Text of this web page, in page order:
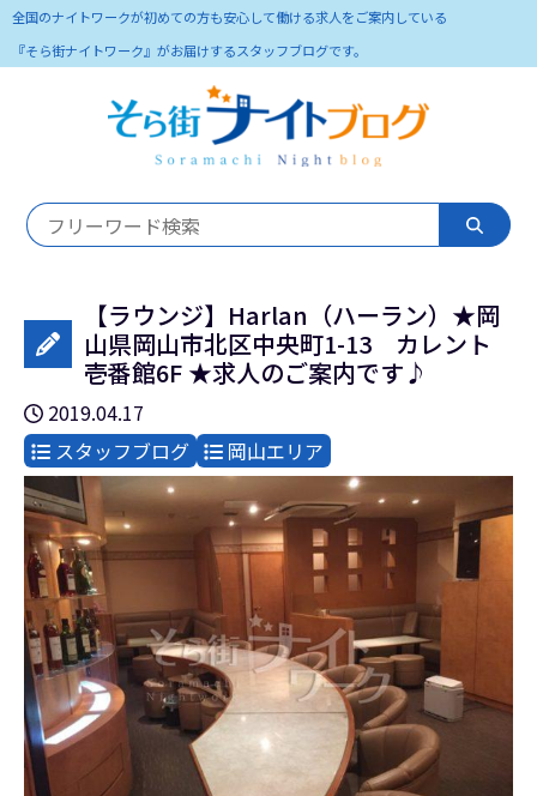
全国のナイトワークが初めての方も安心して働ける求人をご案内している
『そら街ナイトワーク』がお届けするスタッフブログです。
【ラウンジ】Harlan（ハーラン）★岡
山県岡山市北区中央町1-13 カレント
壱番館6F ★求人のご案内です♪
2019.04.17
スタッフブログ
岡山エリア